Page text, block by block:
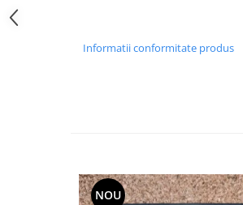
Informatii conformitate produs
NOU